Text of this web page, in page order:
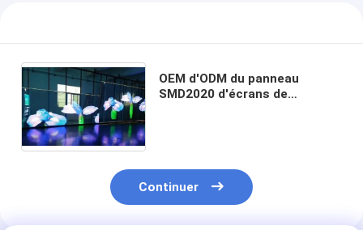
OEM d'ODM du panneau
SMD2020 d'écrans de
Continuer